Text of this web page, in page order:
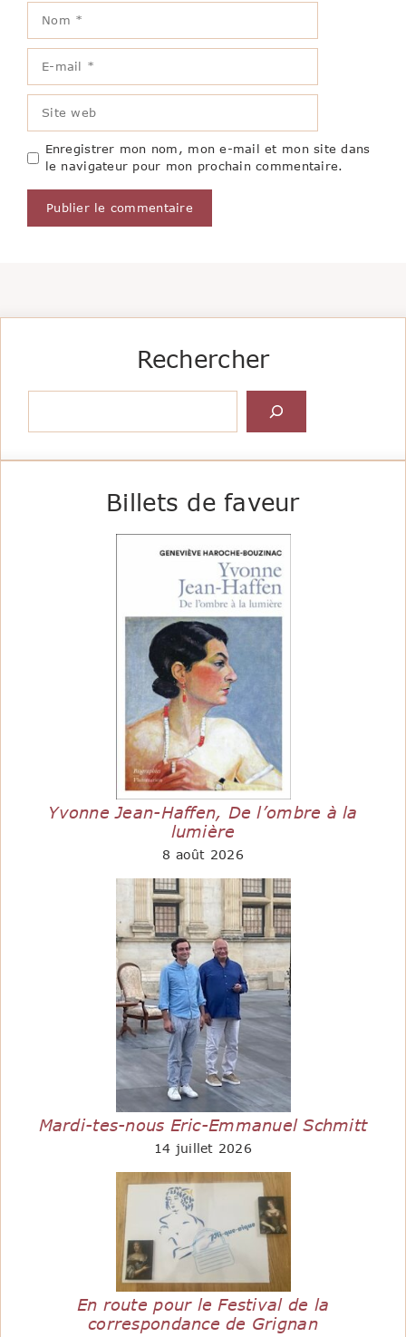
mail
web
Enregistrer mon nom, mon e-mail et mon site dans
le navigateur pour mon prochain commentaire.
Rechercher
Billets de faveur
Yvonne Jean-Haffen, De l’ombre à la
lumière
8 août 2026
Mardi-tes-nous Eric-Emmanuel Schmitt
14 juillet 2026
En route pour le Festival de la
correspondance de Grignan